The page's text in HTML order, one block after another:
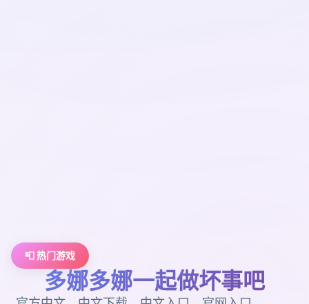
📮 热门游戏
多娜多娜一起做坏事吧